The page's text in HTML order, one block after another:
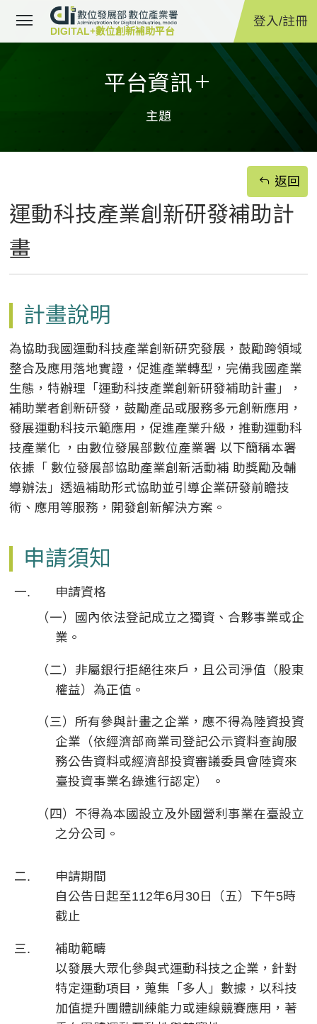
移至主要內容小版選單
DIGITAL+數位創新補助平台
登入/註冊
平台資訊
主題
返回
運動科技產業創新研發補助計
畫
計畫說明
為協助我國運動科技產業創新研究發展，鼓勵跨領域
整合及應用落地實證，促進產業轉型，完備我國產業
生態，特辦理「運動科技產業創新研發補助計畫」，
補助業者創新研發，鼓勵產品或服務多元創新應用，
發展運動科技示範應用，促進產業升級，推動運動科
技產業化 ，由數位發展部數位產業署 以下簡稱本署
依據「 數位發展部協助產業創新活動補 助獎勵及輔
導辦法」透過補助形式協助並引導企業研發前瞻技
術、應用等服務，開發創新解決方案。
申請須知
申請資格
（一）國內依法登記成立之獨資、合夥事業或企
業。
（二）非屬銀行拒絕往來戶，且公司淨值（股東
權益）為正值。
（三）所有參與計畫之企業，應不得為陸資投資
企業（依經濟部商業司登記公示資料查詢服
務公告資料或經濟部投資審議委員會陸資來
臺投資事業名錄進行認定） 。
（四）不得為本國設立及外國營利事業在臺設立
之分公司。
申請期間
自公告日起至112年6月30日（五）下午5時
截止
補助範疇
以發展大眾化參與式運動科技之企業，針對
特定運動項目，蒐集「多人」數據，以科技
加值提升團體訓練能力或連線競賽應用，著